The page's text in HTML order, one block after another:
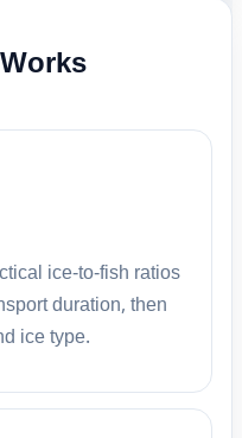
ice-to-fish ratios
duration, then
ice type.